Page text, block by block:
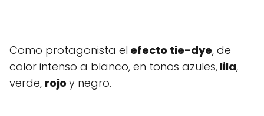
Como protagonista el efecto tie-dye, de
color intenso a blanco, en tonos azules, lila,
verde, rojo y negro.